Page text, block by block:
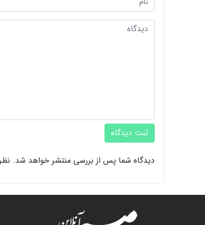
ثبت دیدگاه
دیدگاه شما پس از بررسی منتشر خواهد شد.